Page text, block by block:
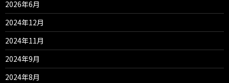
2026年6月
2024年12月
2024年11月
2024年9月
2024年8月